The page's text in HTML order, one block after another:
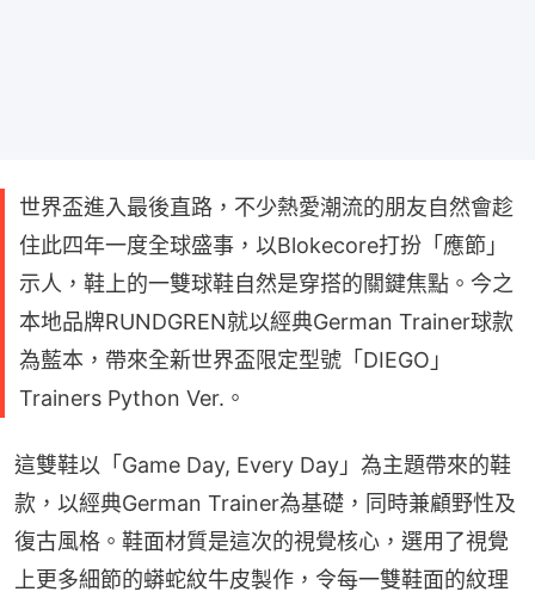
世界盃進入最後直路，不少熱愛潮流的朋友自然會趁
住此四年一度全球盛事，以Blokecore打扮「應節」
示人，鞋上的一雙球鞋自然是穿搭的關鍵焦點。今之
本地品牌RUNDGREN就以經典German Trainer球款
為藍本，帶來全新世界盃限定型號「DIEGO」
Trainers Python Ver.。
這雙鞋以「Game Day, Every Day」為主題帶來的鞋
款，以經典German Trainer為基礎，同時兼顧野性及
復古風格。鞋面材質是這次的視覺核心，選用了視覺
上更多細節的蟒蛇紋牛皮製作，令每一雙鞋面的紋理